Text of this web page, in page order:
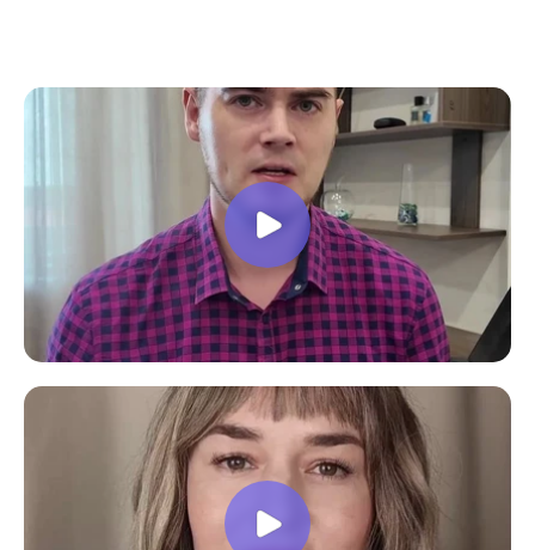
доволен, в работе всё пригодилось!